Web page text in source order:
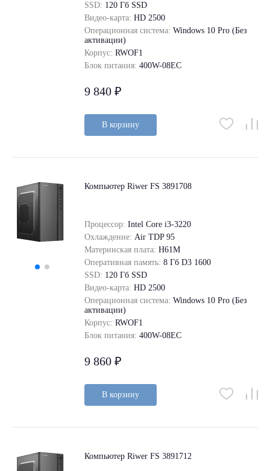
SSD: 120 Гб SSD
Видео-карта: HD 2500
Операционная система: Windows 10 Pro (Без
активации)
Корпус: RWOF1
Блок питания: 400W-08EC
9 840 ₽
В корзину
Компьютер Riwer FS 3891708
Процессор: Intel Core i3-3220
Охлаждение: Air TDP 95
Материнская плата: H61M
Оперативная память: 8 Гб D3 1600
SSD: 120 Гб SSD
Видео-карта: HD 2500
Операционная система: Windows 10 Pro (Без
активации)
Корпус: RWOF1
Блок питания: 400W-08EC
9 860 ₽
В корзину
Компьютер Riwer FS 3891712